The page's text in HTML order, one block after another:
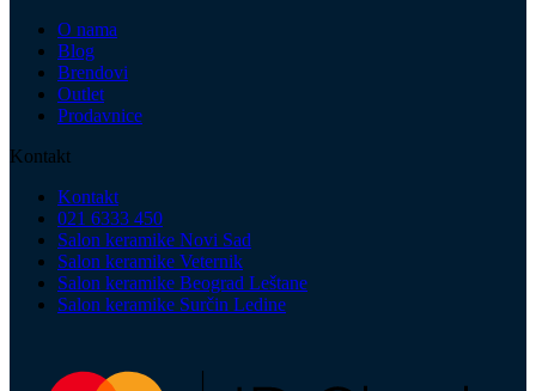
O nama
Blog
Brendovi
Outlet
Prodavnice
Kontakt
Kontakt
021 6333 450
Salon keramike Novi Sad
Salon keramike Veternik
Salon keramike Beograd Leštane
Salon keramike Surčin Ledine